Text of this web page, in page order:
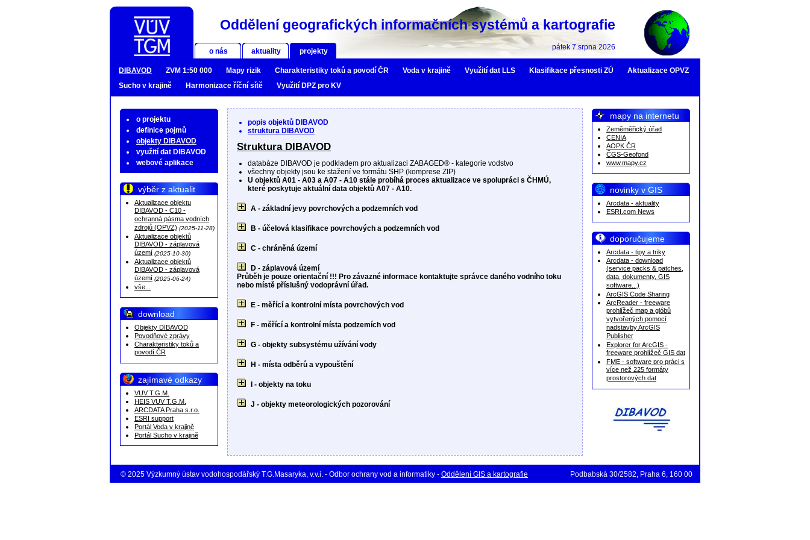
Oddělení geografických informačních systémů a kartografie
o nás aktuality projekty pátek 7.srpna 2026
DIBAVOD ZVM 1:50 000 Mapy rizik Charakteristiky toků a povodí ČR Voda v krajině Využití dat LLS Klasifikace přesnosti ZÚ
Aktualizace OPVZ
Sucho v krajině
Harmonizace říční sítě Využití DPZ pro KV
o projektu
definice pojmů
objekty DIBAVOD
využití dat DIBAVOD
webové aplikace
výběr z aktualit
Aktualizace objektu
DIBAVOD - C10 -
ochranná pásma vodních
zdrojů (OPVZ) (2025-11-28)
Aktualizace objektů
DIBAVOD - záplavová
území (2025-10-30)
Aktualizace objektů
DIBAVOD - záplavová
území (2025-06-24)
vše...
download
Objekty DIBAVOD
Povodňové zprávy
Charakteristiky toků a
povodí ČR
zajímavé odkazy
VUV T.G.M.
HEIS VUV T.G.M.
ARCDATA Praha s.r.o.
ESRI support
Portál Voda v krajině
Portál Sucho v krajině
popis objektů DIBAVOD
struktura DIBAVOD
Struktura DIBAVOD
databáze DIBAVOD je podkladem pro aktualizaci ZABAGED® - kategorie vodstvo
všechny objekty jsou ke stažení ve formátu SHP (komprese ZIP)
U objektů A01 - A03 a A07 - A10 stále probíhá proces aktualizace ve spolupráci s ČHMÚ,
které poskytuje aktuální data objektů A07 - A10.
A - základní jevy povrchových a podzemních vod
B - účelová klasifikace povrchových a podzemních vod
C - chráněná území
D - záplavová území
Průběh je pouze orientační !!! Pro závazné informace kontaktujte správce daného vodního toku
nebo místě příslušný vodoprávní úřad.
E - měřící a kontrolní místa povrchových vod
F - měřící a kontrolní místa podzemích vod
G - objekty subsystému užívání vody
H - místa odběrů a vypouštění
I - objekty na toku
J - objekty meteorologických pozorování
mapy na internetu
Zeměměřický úřad
CENIA
AOPK ČR
ČGS-Geofond
www.mapy.cz
novinky v GIS
Arcdata - aktuality
ESRI.com News
doporučujeme
Arcdata - tipy a triky
Arcdata - download
(service packs & patches,
data, dokumenty, GIS
software...)
ArcGIS Code Sharing
ArcReader - freeware
prohlížeč map a glóbů
vytvořených pomocí
nadstavby ArcGIS
Publisher
Explorer for ArcGIS -
freeware prohlížeč GIS dat
FME - software pro práci s
více než 225 formáty
prostorových dat
Podbabská 30/2582, Praha 6, 160 00
© 2025 Výzkumný ústav vodohospodářský T.G.Masaryka, v.v.i. - Odbor ochrany vod a informatiky - Oddělení GIS a kartografie